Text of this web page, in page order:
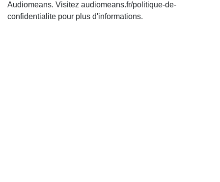
Audiomeans. Visitez audiomeans.fr/politique-de-
confidentialite pour plus d'informations.